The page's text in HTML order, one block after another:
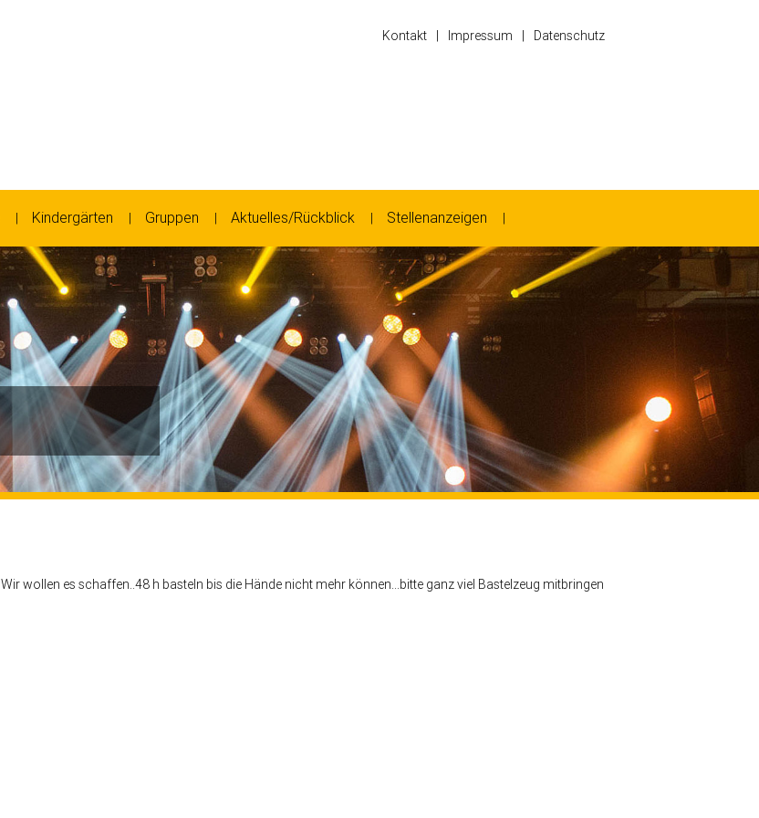
Kontakt Impressum Datenschutz
Kindergärten Gruppen Aktuelles/Rückblick Stellenanzeigen
Wir wollen es schaffen..48 h basteln bis die Hände nicht mehr können...bitte ganz viel Bastelzeug mitbringen